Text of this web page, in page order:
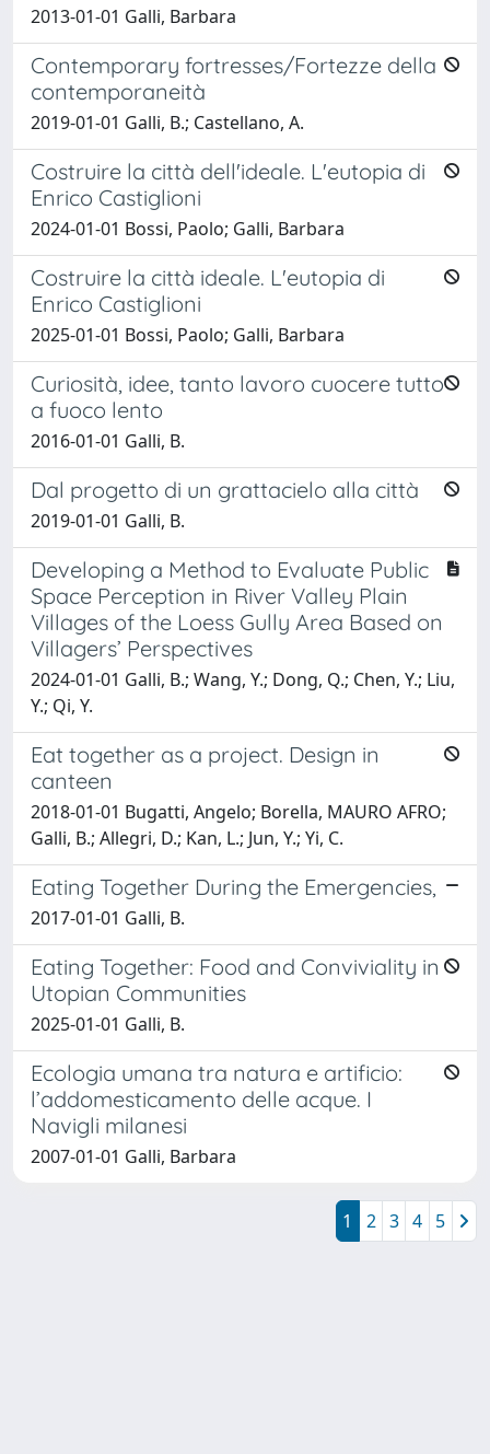
2013-01-01 Galli, Barbara
Contemporary fortresses/Fortezze della
contemporaneità
2019-01-01 Galli, B.; Castellano, A.
Costruire la città dell'ideale. L'eutopia di
Enrico Castiglioni
2024-01-01 Bossi, Paolo; Galli, Barbara
Costruire la città ideale. L'eutopia di
Enrico Castiglioni
2025-01-01 Bossi, Paolo; Galli, Barbara
Curiosità, idee, tanto lavoro cuocere tutto
a fuoco lento
2016-01-01 Galli, B.
Dal progetto di un grattacielo alla città
2019-01-01 Galli, B.
Developing a Method to Evaluate Public
Space Perception in River Valley Plain
Villages of the Loess Gully Area Based on
Villagers’ Perspectives
2024-01-01 Galli, B.; Wang, Y.; Dong, Q.; Chen, Y.; Liu,
Y.; Qi, Y.
Eat together as a project. Design in
canteen
2018-01-01 Bugatti, Angelo; Borella, MAURO AFRO;
Galli, B.; Allegri, D.; Kan, L.; Jun, Y.; Yi, C.
Eating Together During the Emergencies,
2017-01-01 Galli, B.
Eating Together: Food and Conviviality in
Utopian Communities
2025-01-01 Galli, B.
Ecologia umana tra natura e artificio:
l’addomesticamento delle acque. I
Navigli milanesi
2007-01-01 Galli, Barbara
1 2 3 4 5